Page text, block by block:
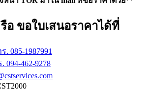
อ ขอใบเสนอราคาได้ที่
085-1987991
462-9278